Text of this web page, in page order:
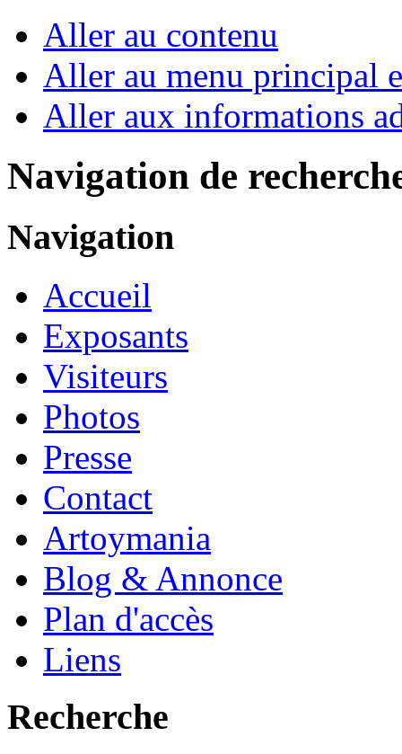
Aller au contenu
Aller au menu principal
Aller aux informations
Navigation de
Navigation
Accueil
Exposants
Visiteurs
Photos
Presse
Contact
Artoymania
Blog & Annonce
Plan d'accès
Liens
Recherche